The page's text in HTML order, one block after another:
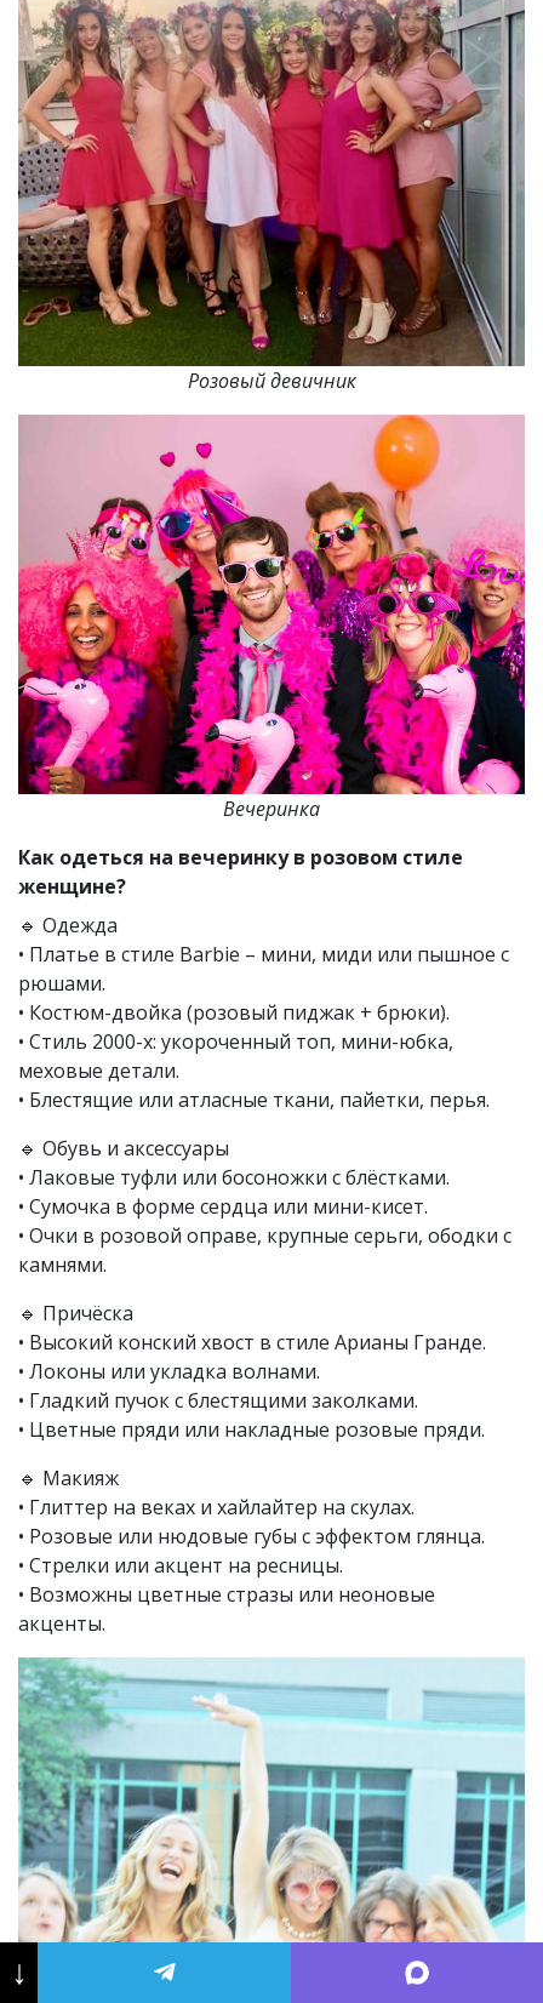
Розовый девичник
Вечеринка
Как одеться на вечеринку в розовом стиле
женщине?
🔹 Одежда
• Платье в стиле Barbie – мини, миди или пышное с
рюшами.
• Костюм-двойка (розовый пиджак + брюки).
• Стиль 2000-х: укороченный топ, мини-юбка,
меховые детали.
• Блестящие или атласные ткани, пайетки, перья.
🔹 Обувь и аксессуары
• Лаковые туфли или босоножки с блёстками.
• Сумочка в форме сердца или мини-кисет.
• Очки в розовой оправе, крупные серьги, ободки с
камнями.
🔹 Причёска
• Высокий конский хвост в стиле Арианы Гранде.
• Локоны или укладка волнами.
• Гладкий пучок с блестящими заколками.
• Цветные пряди или накладные розовые пряди.
🔹 Макияж
• Глиттер на веках и хайлайтер на скулах.
• Розовые или нюдовые губы с эффектом глянца.
• Стрелки или акцент на ресницы.
• Возможны цветные стразы или неоновые
акценты.
↓